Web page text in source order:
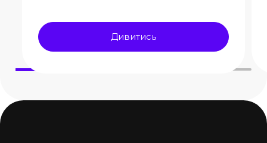
Дивитись